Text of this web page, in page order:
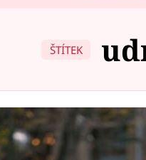
ŠTÍTEK